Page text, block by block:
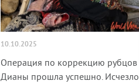
10.10.2025
Операция по коррекцию рубцов
Дианы прошла успешно. Исчезло